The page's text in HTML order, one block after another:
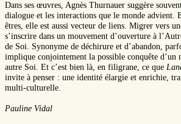
Dans ses œuvres, Agnès Thurnauer suggère
dialogue et les interactions que le monde advient.
êtres, elle est aussi vecteur de liens. Migrer vers
s’inscrire dans un mouvement d’ouverture à
de Soi. Synonyme de déchirure et d’abandon,
implique conjointement la possible conquête d’un
autre Soi. Et c’est bien là, en filigrane, ce que
invite à penser : une identité élargie et enrichie,
multi-culturelle.
Pauline Vidal